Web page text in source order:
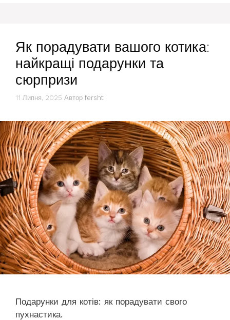
Як порадувати вашого котика:
найкращі подарунки та
сюрпризи
11 Липня, 2025 Автор fersht
Подарунки для котів: як порадувати свого
пухнастика.